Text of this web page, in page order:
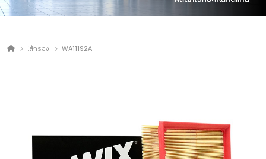
ไส้กรอง WA11192A